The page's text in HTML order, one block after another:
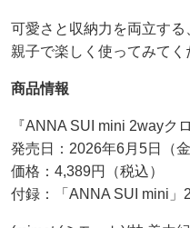
可愛さと収納力を両立する
親子で楽しく使ってみてく
商品情報
『ANNA SUI mini 2wayク
発売日：2026年6月5日（金
価格：4,389円（税込）
付録：「ANNA SUI mini」